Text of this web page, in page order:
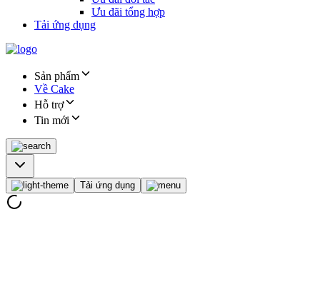
Ưu đãi tổng hợp
Tải ứng dụng
Sản phẩm
Về Cake
Hỗ trợ
Tin mới
Tải ứng dụng